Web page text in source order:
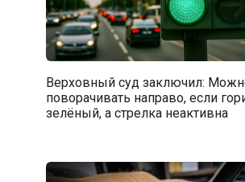
Верховный суд заключил:
поворачивать направо, если
зелёный, а стрелка неактивна